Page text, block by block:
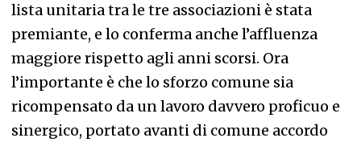
lista unitaria tra le tre associazioni è stata
premiante, e lo conferma anche l’affluenza
maggiore rispetto agli anni scorsi. Ora
l’importante è che lo sforzo comune sia
ricompensato da un lavoro davvero proficuo e
sinergico, portato avanti di comune accordo